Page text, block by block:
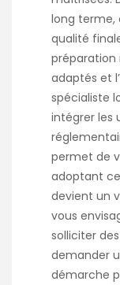
long terme,
qualité
préparation
adaptés et
spécialiste
intégrer les
permet de
adoptant
devient un
vous
solliciter
demander
démarche